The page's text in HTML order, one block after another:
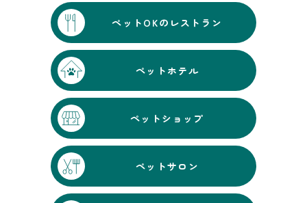
ペットOKのレストラン
ペットホテル
ペットショップ
ペットサロン